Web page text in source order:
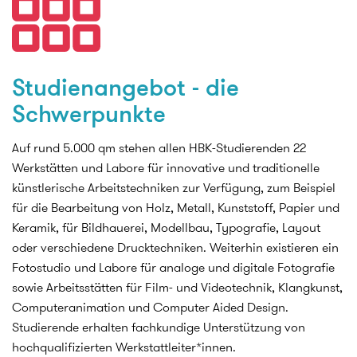
Studienangebot - die
Schwerpunkte
Auf rund 5.000 qm stehen allen HBK-Studierenden 22
Werkstätten und Labore für innovative und traditionelle
künstlerische Arbeitstechniken zur Verfügung, zum Beispiel
für die Bearbeitung von Holz, Metall, Kunststoff, Papier und
Keramik, für Bildhauerei, Modellbau, Typografie, Layout
oder verschiedene Drucktechniken. Weiterhin existieren ein
Fotostudio und Labore für analoge und digitale Fotografie
sowie Arbeitsstätten für Film- und Videotechnik, Klangkunst,
Computeranimation und Computer Aided Design.
Studierende erhalten fachkundige Unterstützung von
hochqualifizierten Werkstattleiter*innen.